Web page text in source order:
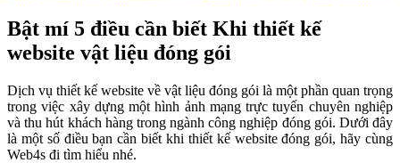
Bật mí 5 điều cần biết Khi thiết kế
website vật liệu đóng gói
Dịch vụ thiết kế website về vật liệu đóng gói là một phần quan trọng
trong việc xây dựng một hình ảnh mạng trực tuyến chuyên nghiệp
và thu hút khách hàng trong ngành công nghiệp đóng gói. Dưới đây
là một số điều bạn cần biết khi thiết kế website đóng gói, hãy cùng
Web4s đi tìm hiểu nhé.